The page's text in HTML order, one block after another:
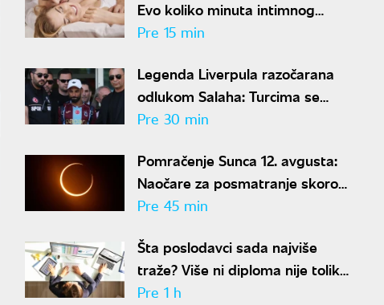
Evo koliko minuta intimnog
odnosa je ženi potrebno da bi
Pre 15 min
Legenda Liverpula razočarana
odlukom Salaha: Turcima se
neće dopasti ove reči
Pre 30 min
Pomračenje Sunca 12. avgusta:
Naočare za posmatranje skoro
rasprodate
Pre 45 min
Šta poslodavci sada najviše
traže? Više ni diploma nije toliko
važna
Pre 1 h